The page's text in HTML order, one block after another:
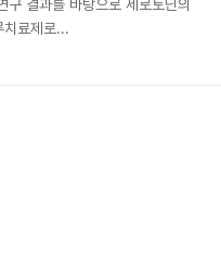
구 결과를 바탕으로 세로토닌의
치료제로...